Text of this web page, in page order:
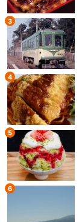
3
4
5
6